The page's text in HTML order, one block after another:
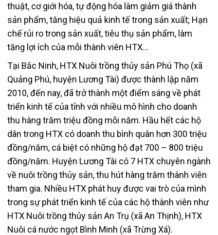
thuật, cơ giới hóa, tự động hóa làm giảm giá thành
sản phẩm, tăng hiệu quả kinh tế trong sản xuất; Hạn
chế rủi ro trong sản xuất, tiêu thụ sản phẩm, làm
tăng lợi ích của mỗi thành viên HTX…
Tại Bắc Ninh, HTX Nuôi trồng thủy sản Phú Thọ (xã
Quảng Phú, huyện Lương Tài) được thành lập năm
2010, đến nay, đã trở thành một điểm sáng về phát
triển kinh tế của tỉnh với nhiều mô hình cho doanh
thu hàng trăm triệu đồng mỗi năm. Hầu hết các hộ
dân trong HTX có doanh thu bình quân hơn 300 triệu
đồng/năm, cá biệt có những hộ đạt 700 – 800 triệu
đồng/năm. Huyện Lương Tài có 7 HTX chuyên ngành
về nuôi trồng thủy sản, thu hút hàng trăm thành viên
tham gia. Nhiều HTX phát huy được vai trò của mình
trong sự phát triển kinh tế của các hộ thành viên như
HTX Nuôi trồng thủy sản An Trụ (xã An Thịnh), HTX
Nuôi cá nước ngọt Bình Minh (xã Trừng Xá).